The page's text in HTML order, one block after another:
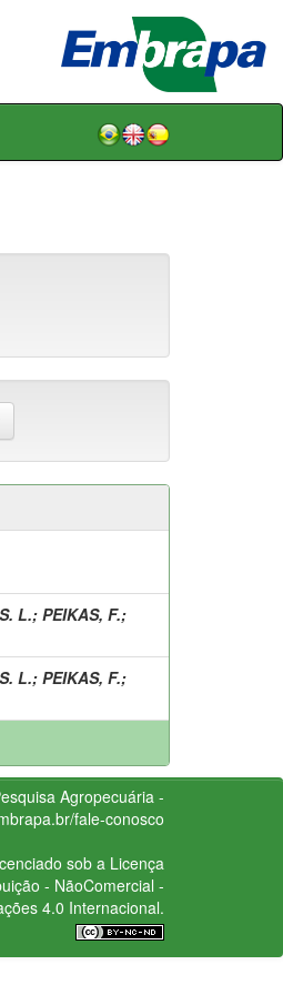
L.; PEIKAS, F.;
L.; PEIKAS, F.;
Agropecuária -
fale-conosco
sob a Licença
- NãoComercial -
4.0 Internacional.